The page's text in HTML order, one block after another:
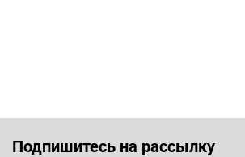
Подпишитесь на рассылку